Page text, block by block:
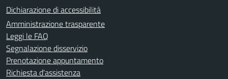
Dichiarazione di accessibilità
Amministrazione trasparente
Leggi le FAQ
Segnalazione disservizio
Prenotazione appuntamento
Richiesta d'assistenza